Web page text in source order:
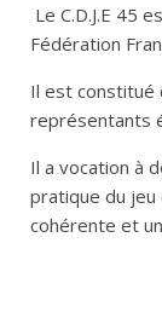
Le C.D.J.E 45
Fédération
Il est constitué
représentants
Il a vocation à
pratique du jeu
cohérente et